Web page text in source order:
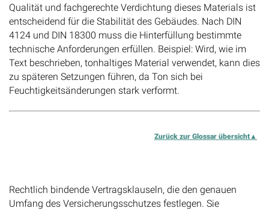
Qualität und fachgerechte Verdichtung dieses Materials ist
entscheidend für die Stabilität des Gebäudes. Nach DIN
4124 und DIN 18300 muss die Hinterfüllung bestimmte
technische Anforderungen erfüllen. Beispiel: Wird, wie im
Text beschrieben, tonhaltiges Material verwendet, kann dies
zu späteren Setzungen führen, da Ton sich bei
Feuchtigkeitsänderungen stark verformt.
Zurück zur Glossar übersicht
Rechtlich bindende Vertragsklauseln, die den genauen
Umfang des Versicherungsschutzes festlegen. Sie